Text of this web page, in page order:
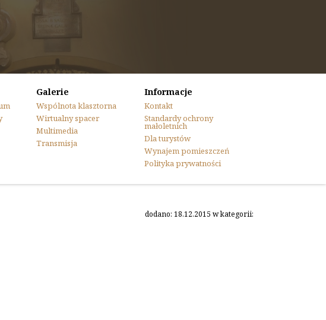
Galerie
Wspólnota klasztorna
Wirtualny spacer
Multimedia
Transmisja
Informacje
Kontakt
Standardy ochrony
małoletnich
Dla turystów
Wynajem pomieszczeń
Polityka prywatności
dodano: 18.12.2015 w kategorii: